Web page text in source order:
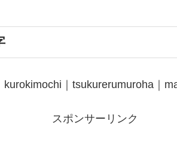
｜tsukurerumuroha｜
スポンサーリンク